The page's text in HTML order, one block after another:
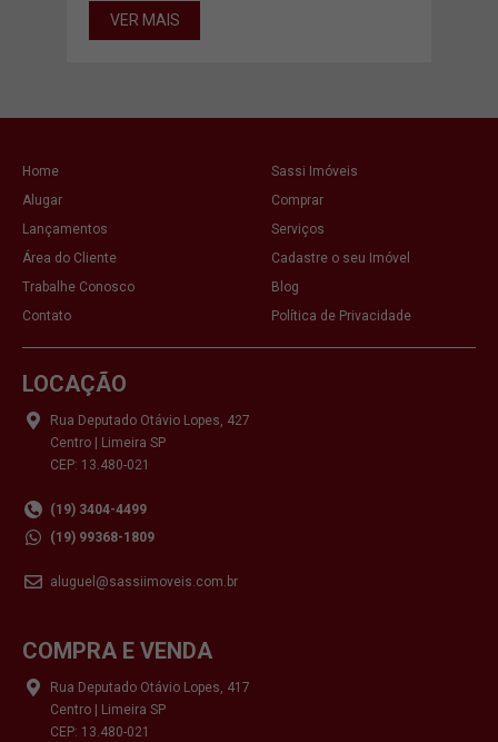
VER MAIS
Home
Sassi Imóveis
Alugar
Comprar
Lançamentos
Serviços
Área do Cliente
Cadastre o seu Imóvel
Trabalhe Conosco
Blog
Contato
Política de Privacidade
LOCAÇÃO
Rua Deputado Otávio Lopes, 427
Centro | Limeira SP
CEP: 13.480-021
(19) 3404-4499
(19) 99368-1809
aluguel@sassiimoveis.com.br
COMPRA E VENDA
Rua Deputado Otávio Lopes, 417
Centro | Limeira SP
CEP: 13.480-021